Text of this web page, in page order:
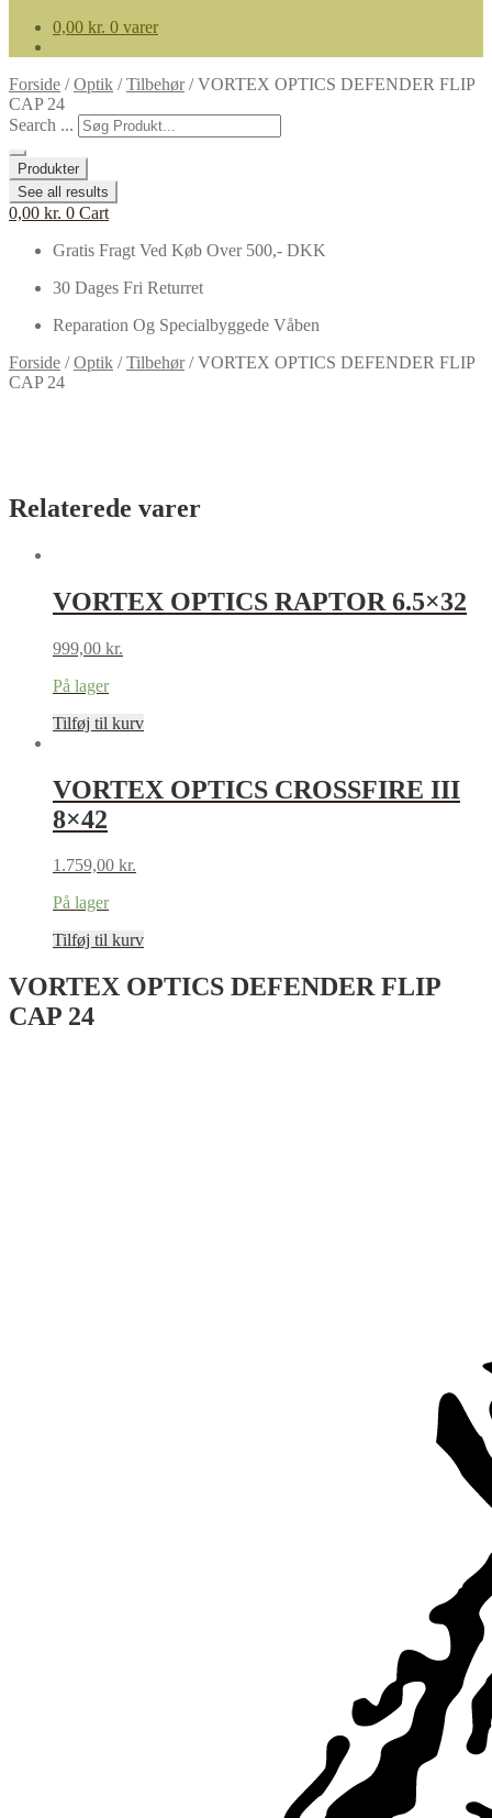
0,00 kr. 0 varer
Forside /Optik /Tilbehør/VORTEX OPTICS DEFENDER FLIP
CAP 24
Search ...
Produkter
See all results
0,00 kr. 0 Cart
Gratis Fragt Ved Køb Over 500,- DKK
30 Dages Fri Returret
Reparation Og Specialbyggede Våben
Forside /Optik /Tilbehør/VORTEX OPTICS DEFENDER FLIP
CAP 24
Relaterede varer
VORTEX OPTICS RAPTOR 6.5×32
999,00 kr.
På lager
Tilføj til kurv
VORTEX OPTICS CROSSFIRE III
8×42
1.759,00 kr.
På lager
Tilføj til kurv
VORTEX OPTICS DEFENDER FLIP
CAP 24